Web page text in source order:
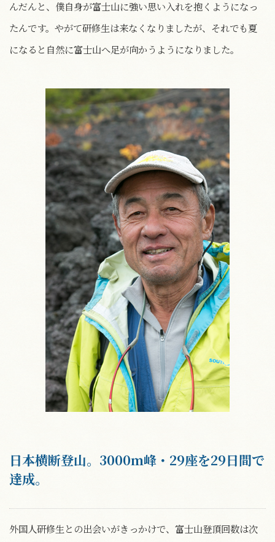
んだんと、僕自身が富士山に強い思い入れを抱くようになっ
たんです。やがて研修生は来なくなりましたが、それでも夏
になると自然に富士山へ足が向かうようになりました。
日本横断登山。3000ｍ峰・29座を29日間で
達成。
外国人研修生との出会いがきっかけで、富士山登頂回数は次